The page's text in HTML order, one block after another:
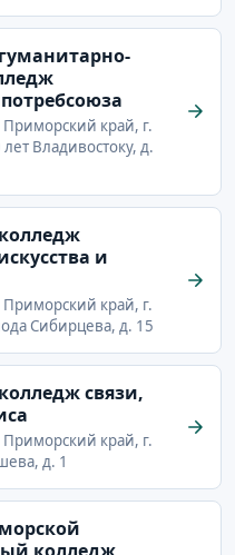
Приморский край, г.
Владивостоку, д.
и
Приморский край, г.
Сибирцева, д. 15
связи,
Приморский край, г.
д. 1